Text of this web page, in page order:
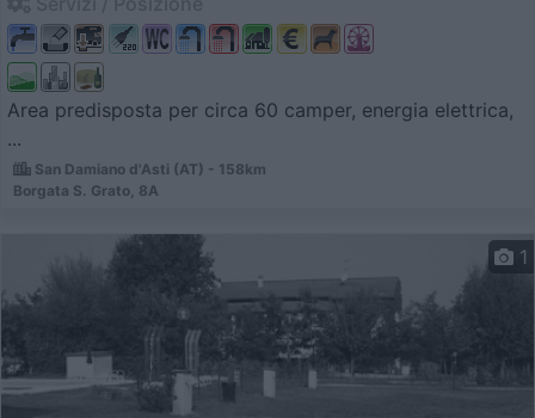
Area predisposta per circa 60 camper, energia elettrica,
...
San Damiano d'Asti (AT) - 158km
Borgata S. Grato, 8A
1